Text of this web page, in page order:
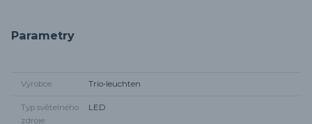
Parametry
Výrobce Trio-leuchten
Typ světelného
zdroje
LED